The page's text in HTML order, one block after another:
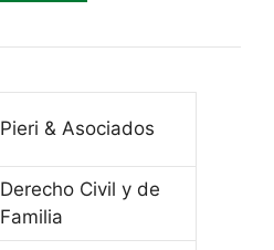
Pieri & Asociados
Derecho Civil y de
Familia